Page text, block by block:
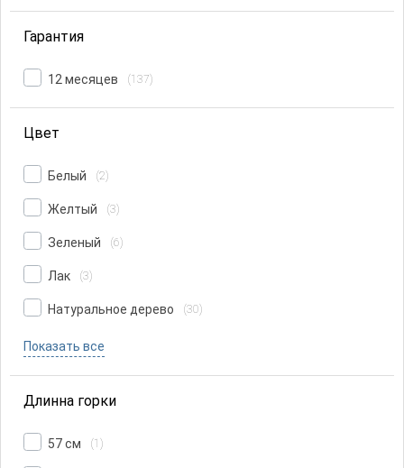
Гарантия
12 месяцев (137)
Цвет
Белый (2)
Желтый (3)
Зеленый (6)
Лак (3)
Натуральное дерево (30)
Показать все
Длинна горки
57 см (1)